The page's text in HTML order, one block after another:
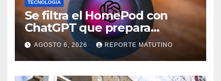
TECNOLOGÍA
Se filtra el HomePod con
ChatGPT que prepara
OpenAI y su diseño es una
locura
AGOSTO 6, 2026 REPORTE MATUTINO